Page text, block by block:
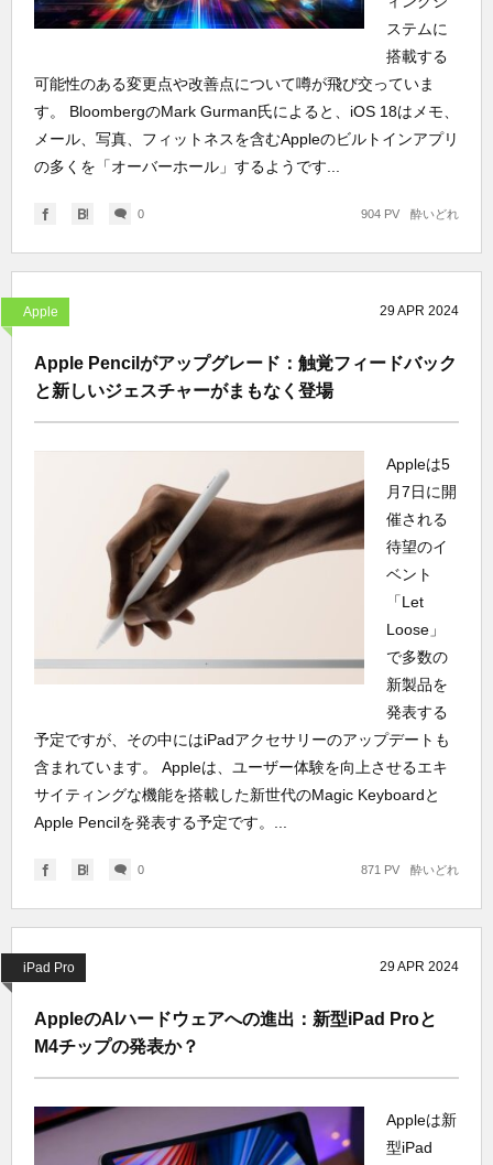
ステムに
搭載する
可能性のある変更点や改善点について噂が飛び交っていま
す。 BloombergのMark Gurman氏によると、iOS 18はメモ、
メール、写真、フィットネスを含むAppleのビルトインアプリ
の多くを「オーバーホール」するようです...
0 酔いどれ
904 PV
Apple 29 APR 2024
Apple Pencilがアップグレード：触覚フィードバック
と新しいジェスチャーがまもなく登場
Appleは5
月7日に開
催される
待望のイ
ベント
「Let
Loose」
で多数の
新製品を
発表する
予定ですが、その中にはiPadアクセサリーのアップデートも
含まれています。 Appleは、ユーザー体験を向上させるエキ
サイティングな機能を搭載した新世代のMagic Keyboardと
Apple Pencilを発表する予定です。...
0 酔いどれ
871 PV
iPad Pro 29 APR 2024
AppleのAIハードウェアへの進出：新型iPad Proと
M4チップの発表か？
Appleは新
型iPad